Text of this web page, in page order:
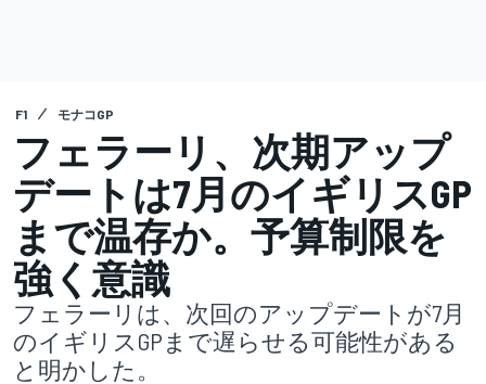
F1 モナコGP
フェラーリ、次期アップ
デートは7月のイギリスGP
まで温存か。予算制限を
強く意識
フェラーリは、次回のアップデートが7月
のイギリスGPまで遅らせる可能性がある
と明かした。